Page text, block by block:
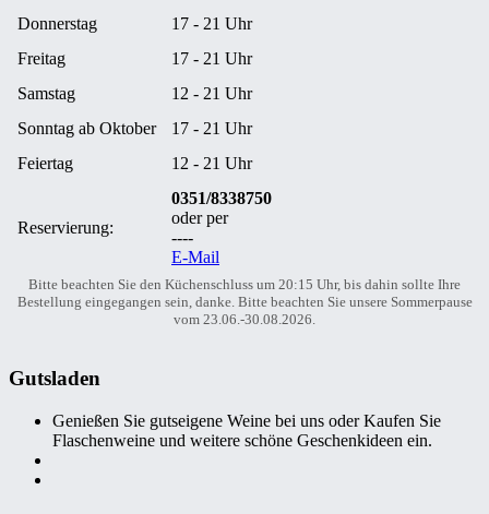
Donnerstag
17 - 21 Uhr
Freitag
17 - 21 Uhr
Samstag
12 - 21 Uhr
Sonntag ab Oktober
17 - 21 Uhr
Feiertag
12 - 21 Uhr
Reservierung:
0351/8338750
oder per
----
E-Mail
Bitte beachten Sie den Küchenschluss um 20:15 Uhr, bis dahin sollte Ihre
Bestellung eingegangen sein, danke. Bitte beachten Sie unsere Sommerpause
vom 23.06.-30.08.2026.
Gutsladen
Genießen Sie gutseigene Weine bei uns oder Kaufen Sie
Flaschenweine und weitere schöne Geschenkideen ein.